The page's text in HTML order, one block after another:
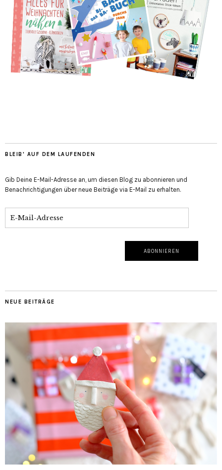
BLEIB' AUF DEM LAUFENDEN
Gib Deine E-Mail-Adresse an, um diesen Blog zu abonnieren und
Benachrichtigungen über neue Beiträge via E-Mail zu erhalten.
NEUE BEITRÄGE